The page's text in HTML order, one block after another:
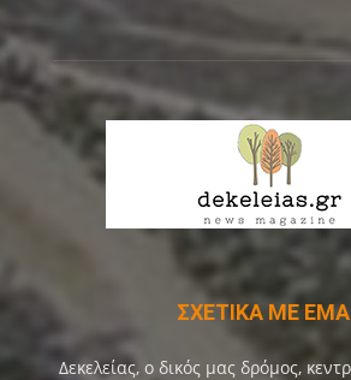
ΣΧΕΤΙΚΑ ΜΕ
Δεκελείας, ο δικός μας δρόμος,